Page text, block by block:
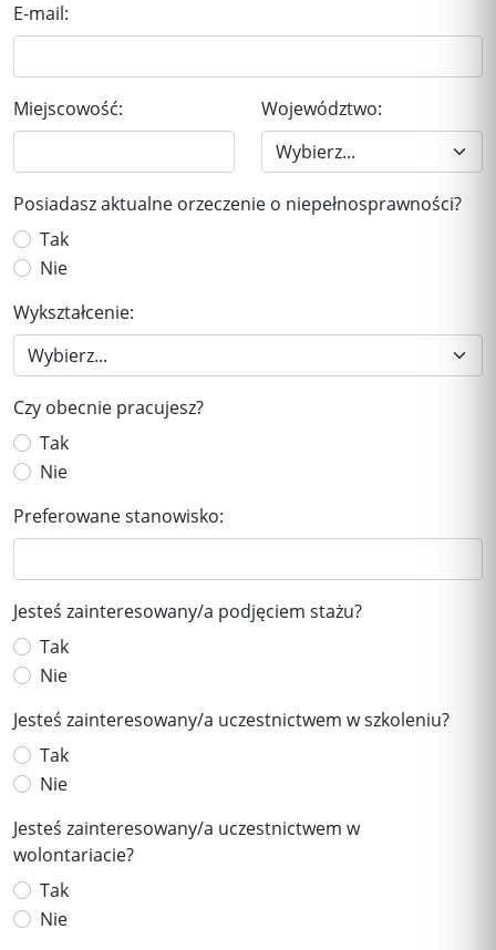
E-mail:
Miejscowość: Województwo:
Posiadasz aktualne orzeczenie o niepełnosprawności?
Tak
Nie
Wykształcenie:
Czy obecnie pracujesz?
Tak
Nie
Preferowane stanowisko:
Jesteś zainteresowany/a podjęciem stażu?
Tak
Nie
Jesteś zainteresowany/a uczestnictwem w szkoleniu?
Tak
Nie
Jesteś zainteresowany/a uczestnictwem w
wolontariacie?
Tak
Nie